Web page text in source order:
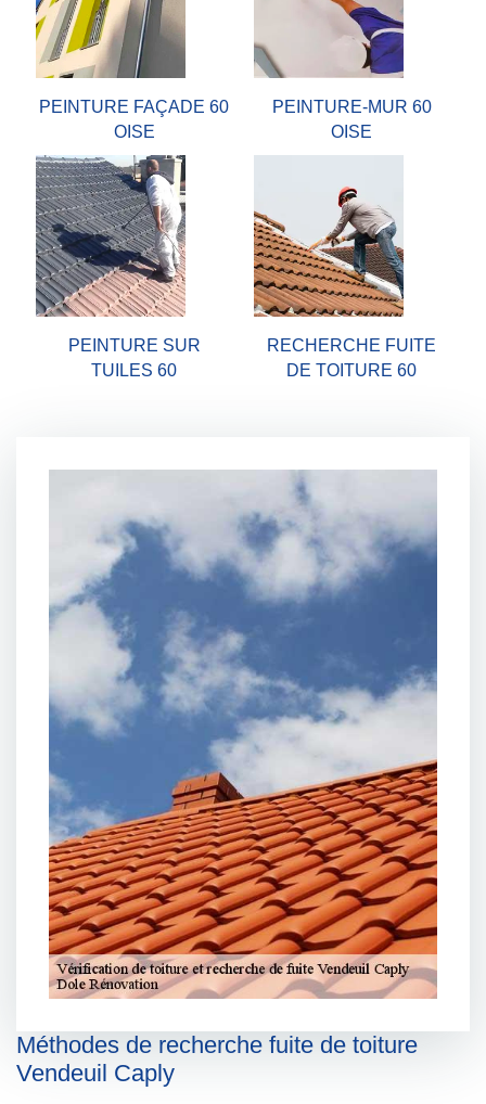
PEINTURE FAÇADE 60
OISE
PEINTURE-MUR 60
OISE
PEINTURE SUR
TUILES 60
RECHERCHE FUITE
DE TOITURE 60
Méthodes de recherche fuite de toiture
Vendeuil Caply